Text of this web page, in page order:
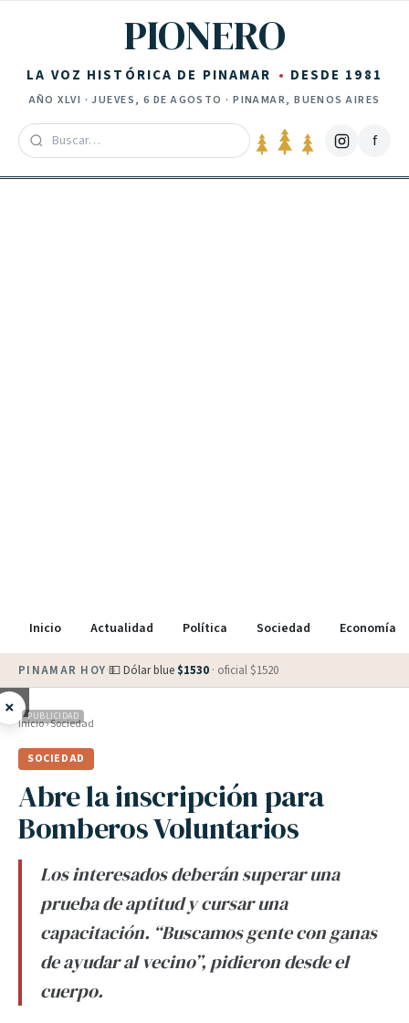
PIONERO
LA VOZ HISTÓRICA DE PINAMAR DESDE 1981
AÑOXLVI ·JUEVES, 6 DE AGOSTO · PINAMAR, BUENOS AIRES
f
Inicio Actualidad Política Sociedad Economía
PINAMAR HOY·💵 Dólar blue $1530 · oficial $1520
× PUBLICIDAD
Inicio›Sociedad
SOCIEDAD
Abre la inscripción para
Bomberos Voluntarios
Los interesados deberán superar una
prueba de aptitud y cursar una
capacitación. “Buscamos gente con ganas
de ayudar al vecino”, pidieron desde el
cuerpo.